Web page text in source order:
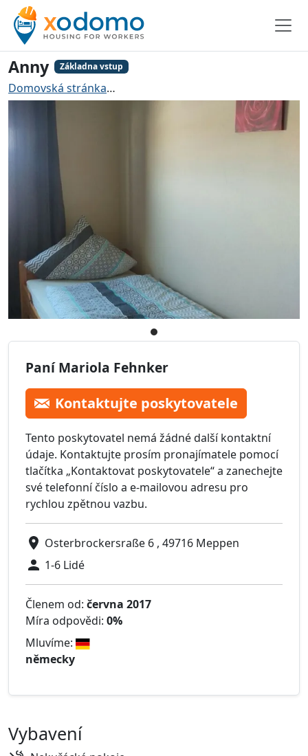
Anny Základna vstup
Domovská stránka
Paní Mariola Fehnker
Kontaktujte poskytovatele
Tento poskytovatel nemá žádné další kontaktní
údaje. Kontaktujte prosím pronajímatele pomocí
tlačítka „Kontaktovat poskytovatele“ a zanechejte
své telefonní číslo a e-mailovou adresu pro
rychlou zpětnou vazbu.
Osterbrockersraße 6 , 49716 Meppen
1-6 Lidé
Členem od: června 2017
Míra odpovědi: 0%
Mluvíme:
německy
Vybavení